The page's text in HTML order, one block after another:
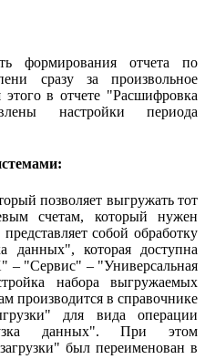
формирования отчета по
сразу за произвольное
этого в отчете "Расшифровка
настройки периода
позволяет выгружать тот
счетам, который нужен
собой обработку
данных", которая доступна
"Сервис" – "Универсальная
набора выгружаемых
производится в справочнике
для вида операции
данных". При этом
был переименован в